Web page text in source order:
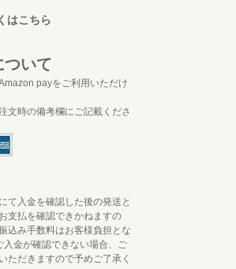
はこちら
ついて
payをご利用いただけ
文時の備考欄にご記載くださ
て入金を確認した後の発送と
支払を確認できかねますの
込み手数料はお客様負担とな
入金が確認できない場合、ご
ただきますので予めご了承く